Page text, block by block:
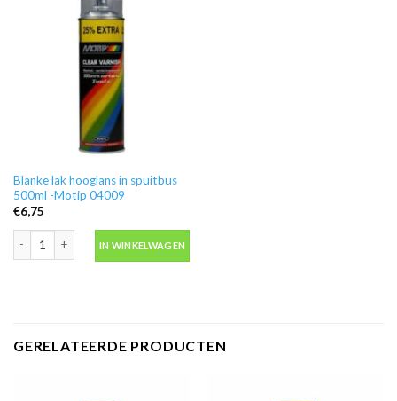
Blanke lak hooglans in spuitbus
500ml -Motip 04009
€6,75
IN WINKELWAGEN
GERELATEERDE PRODUCTEN